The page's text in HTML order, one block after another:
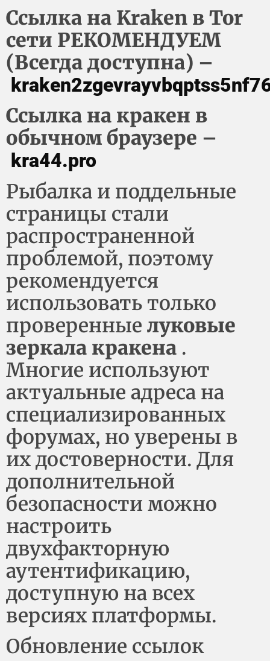
Ссылка на Kraken в Tor
сети РЕКОМЕНДУЕМ
(Всегда доступна) –
Ссылка на кракен в
обычном браузере –
kra44.pro
Рыбалка и поддельные
страницы стали
распространенной
проблемой, поэтому
рекомендуется
использовать только
проверенные луковые
зеркала кракена .
Многие используют
актуальные адреса на
специализированных
форумах, но уверены в
их достоверности. Для
дополнительной
безопасности можно
настроить
двухфакторную
аутентификацию,
доступную на всех
версиях платформы.
Обновление ссылок